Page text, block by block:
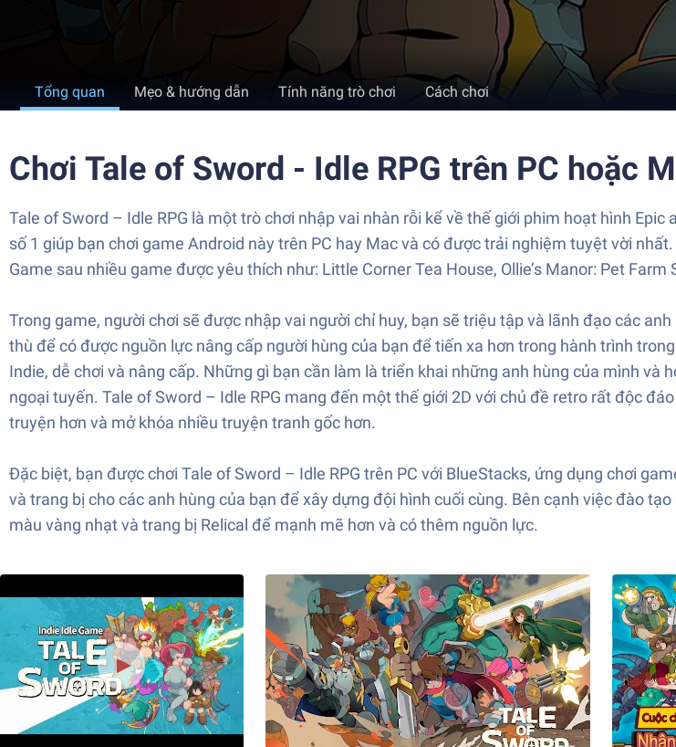
Tổng quan Mẹo & hướng dẫn Tính năng trò chơi Cách chơi
Chơi Tale of Sword - Idle RPG trên PC hoặc
Tale of Sword – Idle RPG là một trò chơi nhập vai nhàn rỗi kể về thế giới phim hoạt hình
số 1 giúp bạn chơi game Android này trên PC hay Mac và có được trải nghiệm tuyệt vời
Game sau nhiều game được yêu thích như: Little Corner Tea House, Ollie’s Manor: Pet
Trong game, người chơi sẽ được nhập vai người chỉ huy, bạn sẽ triệu tập và lãnh đạo các
thù để có được nguồn lực nâng cấp người hùng của bạn để tiến xa hơn trong hành trình
Indie, dễ chơi và nâng cấp. Những gì bạn cần làm là triển khai những anh hùng của mình
ngoại tuyến. Tale of Sword – Idle RPG mang đến một thế giới 2D với chủ đề retro rất độc
truyện hơn và mở khóa nhiều truyện tranh gốc hơn.
Đặc biệt, bạn được chơi Tale of Sword – Idle RPG trên PC với BlueStacks, ứng dụng chơi
và trang bị cho các anh hùng của bạn để xây dựng đội hình cuối cùng. Bên cạnh việc đào
màu vàng nhạt và trang bị Relical để mạnh mẽ hơn và có thêm nguồn lực.